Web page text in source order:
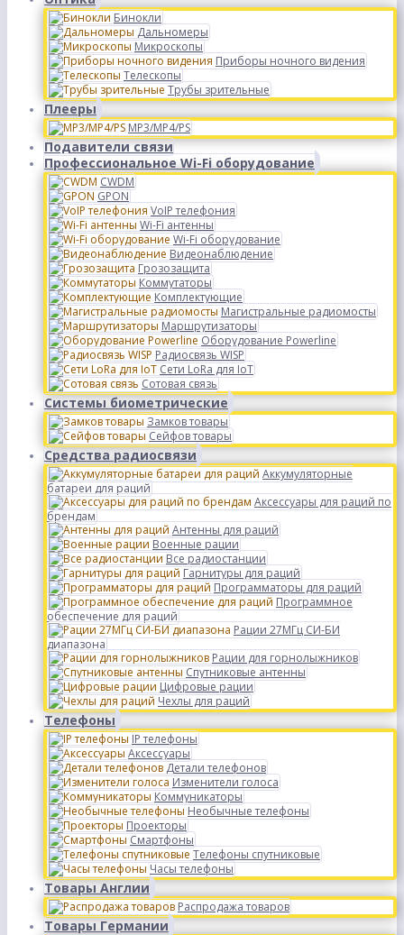
Бинокли
Дальномеры
Микроскопы
Приборы ночного видения
Телескопы
Трубы зрительные
Плееры
MP3/MP4/PS
Подавители связи
Профессиональное Wi-Fi оборудование
CWDM
GPON
VoIP телефония
Wi-Fi антенны
Wi-Fi оборудование
Видеонаблюдение
Грозозащита
Коммутаторы
Комплектующие
Магистральные радиомосты
Маршрутизаторы
Оборудование Powerline
Радиосвязь WISP
Сети LoRa для IoT
Сотовая связь
Системы биометрические
Замков товары
Сейфов товары
Средства радиосвязи
Аккумуляторные
батареи для раций
Аксессуары для раций по
брендам
Антенны для раций
Военные рации
Все радиостанции
Гарнитуры для раций
Программаторы для раций
Программное
обеспечение для раций
Рации 27МГц СИ-БИ
диапазона
Рации для горнолыжников
Спутниковые антенны
Цифровые рации
Чехлы для раций
Телефоны
IP телефоны
Аксессуары
Детали телефонов
Изменители голоса
Коммуникаторы
Необычные телефоны
Проекторы
Смартфоны
Телефоны спутниковые
Часы телефоны
Товары Англии
Распродажа товаров
Товары Германии